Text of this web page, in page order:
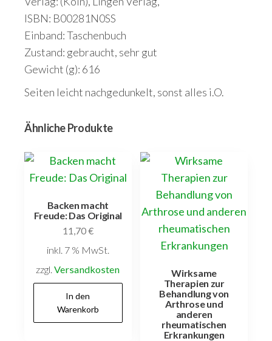
ISBN: B00281N0SS
Einband: Taschenbuch
Zustand: gebraucht, sehr gut
Gewicht (g): 616
Seiten leicht nachgedunkelt, sonst alles i.O.
Ähnliche Produkte
Backen macht
Freude: Das Original
11,70€
inkl. 7 % MwSt.
zzgl.Versandkosten
In den
Warenkorb
Wirksame
Therapien zur
Behandlung von
Arthrose und
anderen
rheumatischen
Erkrankungen